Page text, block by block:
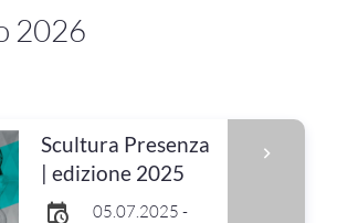
2026
Scultura Presenza
| edizione 2025
05.07.2025 -